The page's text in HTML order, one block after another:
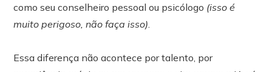
como seu conselheiro pessoal ou psicólogo (isso é
muito perigoso, não faça isso)
Essa diferença não acontece por talento, por